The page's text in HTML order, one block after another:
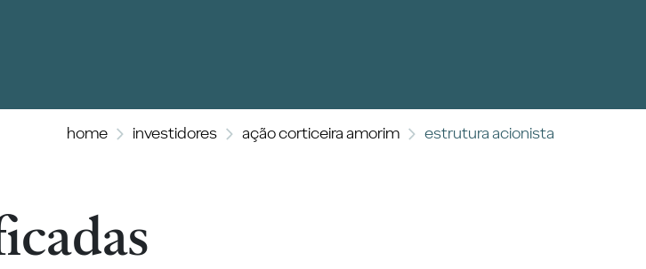
home investidores ação corticeira amorim estrutura acionista